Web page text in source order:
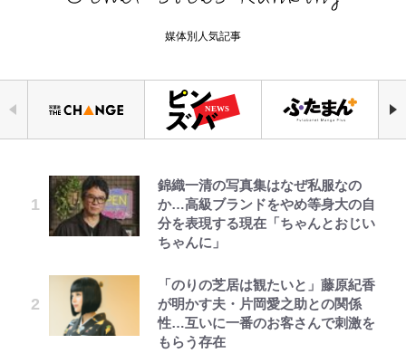
媒体別人気記事
錦織一清の写真集はなぜ私服なの
か…高級ブランドをやめ等身大の自
分を表現する現在「ちゃんとおじい
ちゃんに」
「のりの芝居は観たいと」藤原紀香
が明かす夫・片岡愛之助との関係
性…互いに一番のお客さんで刺激を
もらう存在
千葉雄大、ほっそりイケメン近影に
「顔パンパンだったのに」反響 視
聴者が想った激変の納得理由
骨・肋骨くっきりトレ姿に「痩せ過
ぎてませんか」心配の声も 夫・黒
木啓司にはDV巡る逮捕報道
「自分の絵ごと、このジャンルはそ
ろそろ終わりかな」江口寿史が炎上
を経て樋口毅宏に語ったこと
『この素晴らしい世界に祝福を！』
10万針以上の密度で再現された“め
ぐみん刺繍ワークシャツ”にファン
も感動
空の轍と大地の雲と 第1回
レビュー『仮面家族』悠木シュン・
えびめしの流儀
でっかい男になりたいゾ
公式-ヒロインが来る前に妊娠しま
した~詰んだはずの悪役令嬢です
が、どうやら違うようです~ 第1話
辺境ライフ ~中年男が回復スキルに
覚醒して、英雄へ成り上がる~ 第82
話(1)
【知ってる？「日本本土四極踏破証
明書」】広島から本州4島の最南端
へ「ドライブがてら行ってみた」意
外な結果！「車中泊レポート」
荒々しい「火山帯」の一端にいるこ
とを体感！ 登頂約10分でも大迫力
「吾妻小富士」火口を1周する「1
時間半ハイキング」パノラマ絶景レ
｢なんじゃこりゃあああ！｣本田圭
佑の古巣ミラン、漆黒×蛍光レッド
の超絶クールな新サードユニに世界
が熱狂｢サードなのにズルい｣｢こり
｢最後の1枚…ワルぃゎ〜｣鈴木優磨
が激勝翌日に写真12枚投稿→渾身
の“煽りショット”に興奮！｢最後の